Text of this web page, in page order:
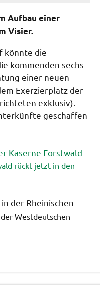
Aufbau einer
Visier.
könnte die
kommenden sechs
einer neuen
Exerzierplatz der
exklusiv).
geschaffen
Kaserne Forstwald
rückt jetzt in den
der Rheinischen
Westdeutschen